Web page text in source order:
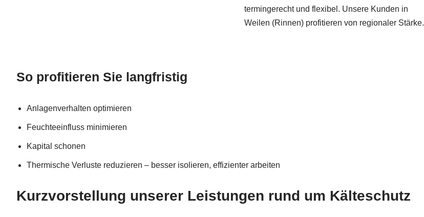
termingerecht und flexibel. Unsere Kunden in
Weilen (Rinnen) profitieren von regionaler Stärke.
So profitieren Sie langfristig
Anlagenverhalten optimieren
Feuchteeinfluss minimieren
Kapital schonen
Thermische Verluste reduzieren – besser isolieren, effizienter arbeiten
Kurzvorstellung unserer Leistungen rund um Kälteschutz